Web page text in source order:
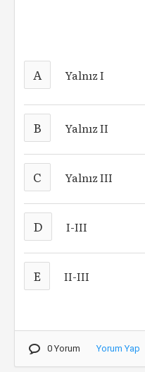
A Yalnız I
B Yalnız II
C Yalnız III
D I-III
E II-III
0 Yorum Yorum Yap